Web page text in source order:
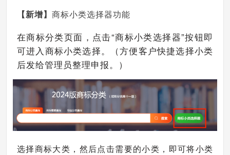
【新增】 商标小类选择器功能
在商标分类页面，点击“商标小类选择器”按钮即
可进入商标小类选择。（方便客户快捷选择小类
后发给管理员整理申报。）
选择商标大类，然后点击需要的小类，即可将小类